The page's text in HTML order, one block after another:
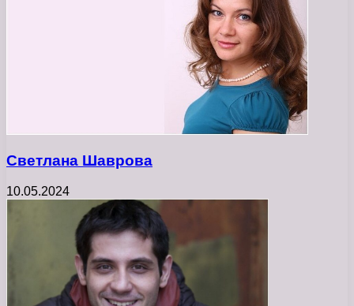
Светлана Шаврова
10.05.2024